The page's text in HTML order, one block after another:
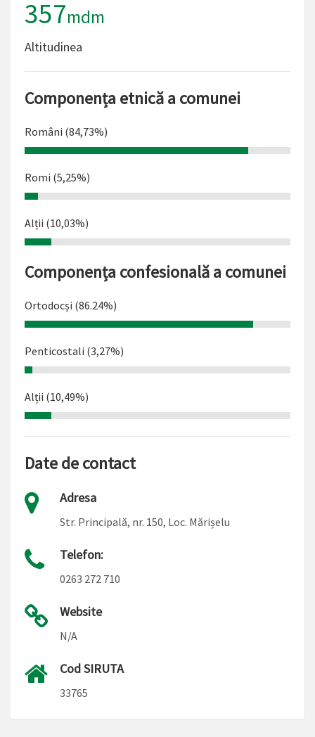
357mdm
Altitudinea
Componența etnică a comunei
Români (84,73%)
Romi (5,25%)
Alții (10,03%)
Componența confesională a comunei
Ortodocși (86.24%)
Penticostali (3,27%)
Alții (10,49%)
Date de contact
Adresa
Str. Principală, nr. 150, Loc. Mărișelu
Telefon:
0263 272 710
Website
N/A
Cod SIRUTA
33765